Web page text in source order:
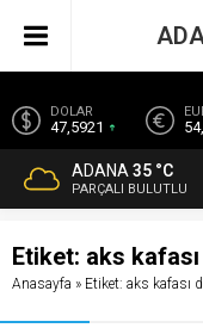
DOLAR
47,5921
ADANA 35 °C
PARÇALI BULUTLU
Etiket: aks
Anasayfa » Etiket: aks kafası